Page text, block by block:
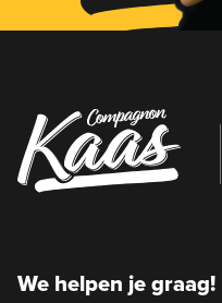
We helpen je graag!